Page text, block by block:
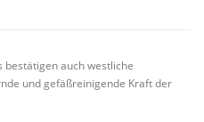
bestätigen auch westliche
und gefäßreinigende Kraft der